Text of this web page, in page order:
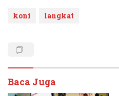
koni langkat
Baca Juga